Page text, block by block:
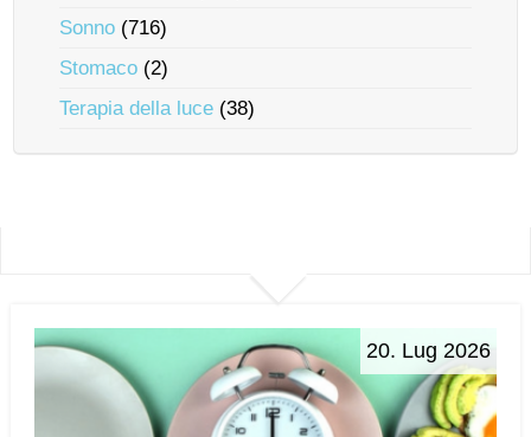
Sonno (716)
Stomaco (2)
Terapia della luce (38)
20. Lug 2026